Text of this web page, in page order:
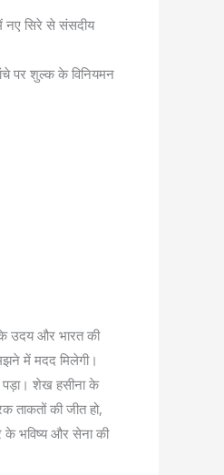
नए सिरे से संसदीय
पर शुल्क के विनियमन
के उदय और भारत की
में मदद मिलेगी।
पड़ा। शेख हसीना के
ताकतों की जीत हो,
के भविष्य और सेना की